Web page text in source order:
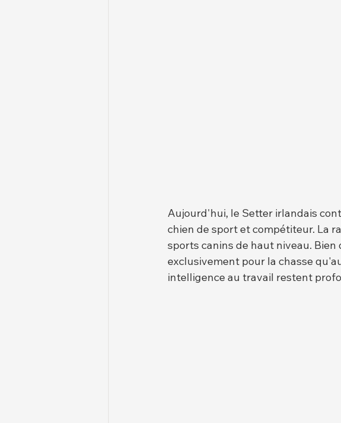
Aujourd'hui, le Setter irlandais
chien de sport et compétiteur. La
sports canins de haut niveau.
exclusivement pour la chasse
intelligence au travail restent